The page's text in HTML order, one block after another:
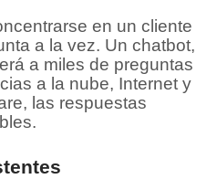
en un cliente
a la vez. Un chatbot,
a miles de preguntas
a la nube, Internet y
las respuestas